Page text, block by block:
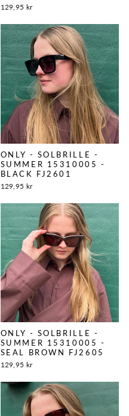
129,95 kr
ONLY - SOLBRILLE -
SUMMER 15310005 -
BLACK FJ2601
129,95 kr
ONLY - SOLBRILLE -
SUMMER 15310005 -
SEAL BROWN FJ2605
129,95 kr